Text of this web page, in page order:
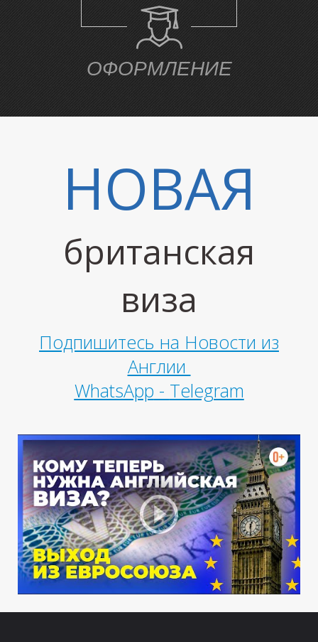
Е
М
ОФОРМЛЕНИЕ
НОВАЯ
британская
виза
Подпишитесь на Новости из
Англии
WhatsApp - Telegram